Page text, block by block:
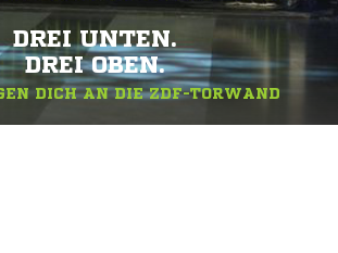
DREI UNTEN.
DREI OBEN.
DICH AN DIE ZDF-TORWAND